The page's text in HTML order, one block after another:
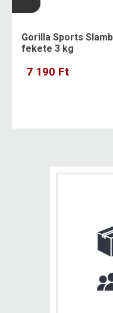
Gorilla Sports
fekete 3 kg
7 190 Ft